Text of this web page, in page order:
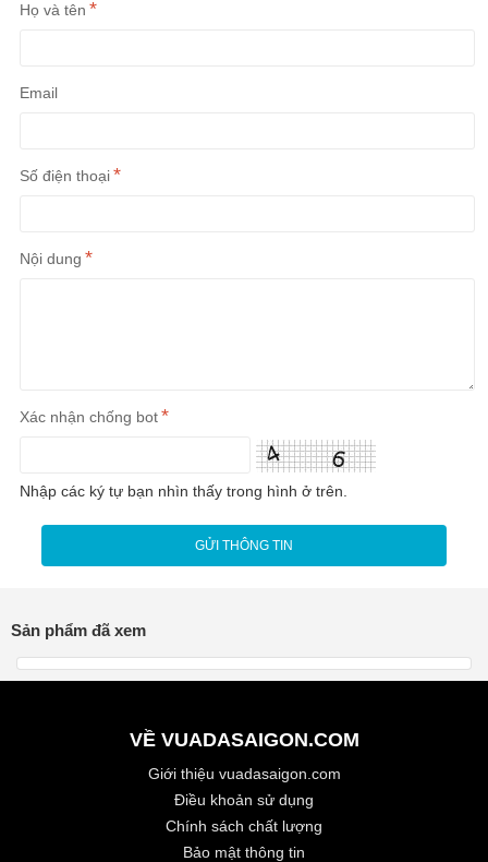
Họ và tên
Email
Số điện thoại
Nội dung
Xác nhận chống bot
Nhập các ký tự bạn nhìn thấy trong hình ở trên.
Sản phẩm đã xem
VỀ VUADASAIGON.COM
Giới thiệu vuadasaigon.com
Điều khoản sử dụng
Chính sách chất lượng
Bảo mật thông tin